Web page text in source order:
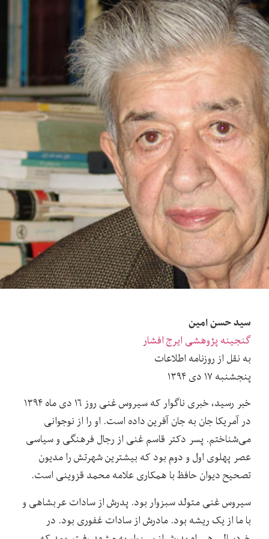
سید حسن امین
گنجینه پژوهشی ایرج افشار
به نقل از روزنامه اطلاعات
پنجشنبه ۱۷ دی ۱۳۹۴
خبر رسید، خبری ناگوار که سیروس غنی روز ۱۶ دی ماه ۱۳۹۴
در آمریکا جان به جان آفرین داده است. او را از نوجوانی
می‌شناختم. پسر دکتر قاسم غنی از رجال فرهنگی و سیاسی
عصر پهلوی اول و دوم بود که بیشترین شهرتش را مدیون
تصحیح دیوان حافظ با همکاری علامه محمد قزوینی است.
سیروس غنی متولد سبزوار بود. پدرش از سادات عربشاهی و
با ما از یک ریشه بود. مادرش از سادات غفوری بود. در